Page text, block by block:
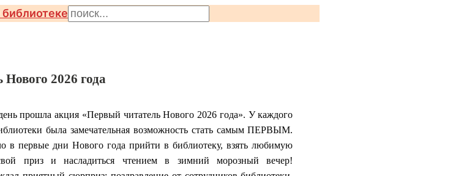
П
к
2026 года
прошла акция «Первый читатель Нового 2026 года». У каждого
была замечательная возможность стать самым ПЕРВЫМ.
в первые дни Нового года прийти в библиотеку, взять любимую
приз и насладиться чтением в зимний морозный вечер!